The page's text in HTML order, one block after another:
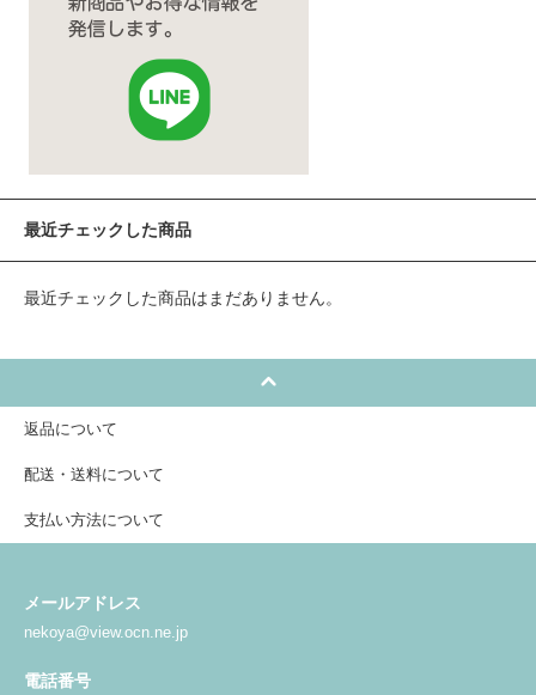
最近チェックした商品
最近チェックした商品はまだありません。
返品について
配送・送料について
支払い方法について
メールアドレス
nekoya@view.ocn.ne.jp
電話番号